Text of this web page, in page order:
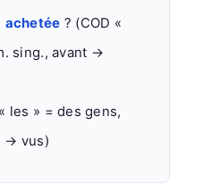
achetée ? (COD «
sing., avant →
les » = des gens,
→ vus)